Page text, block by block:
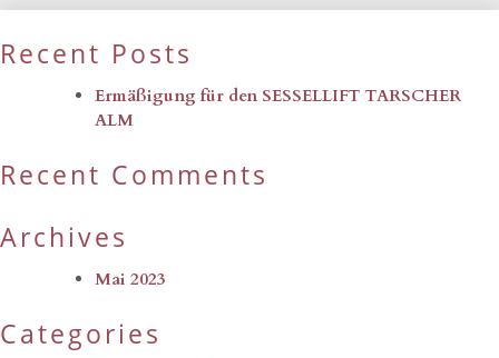
Recent Posts
Ermäßigung für den SESSELLIFT TARSCHER
ALM
Recent Comments
Archives
Mai 2023
Categories